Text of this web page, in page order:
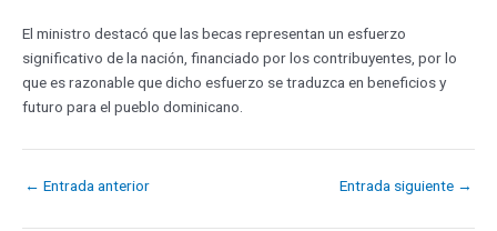
El ministro destacó que las becas representan un esfuerzo
significativo de la nación, financiado por los contribuyentes, por lo
que es razonable que dicho esfuerzo se traduzca en beneficios y
futuro para el pueblo dominicano.
← Entrada anterior Entrada siguiente →